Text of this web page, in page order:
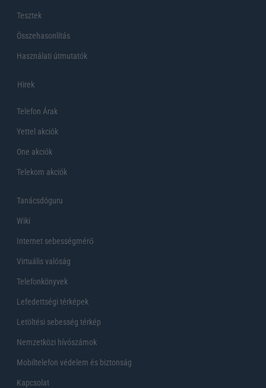
Tesztek
Összehasonlítás
Használati útmutatók
Hirek
Telefon Árak
Yettel akciók
One akciók
Telekom akciók
Tanácsdóguru
Wiki
Internet sebességmérő
Virtuális valóság
Telefonkönyvek
Lefedettségi térképek
Letöltési sebesség térkép
Nemzetközi hívószámok
Mobiltelefon védelem és biztonság
Kapcsolat